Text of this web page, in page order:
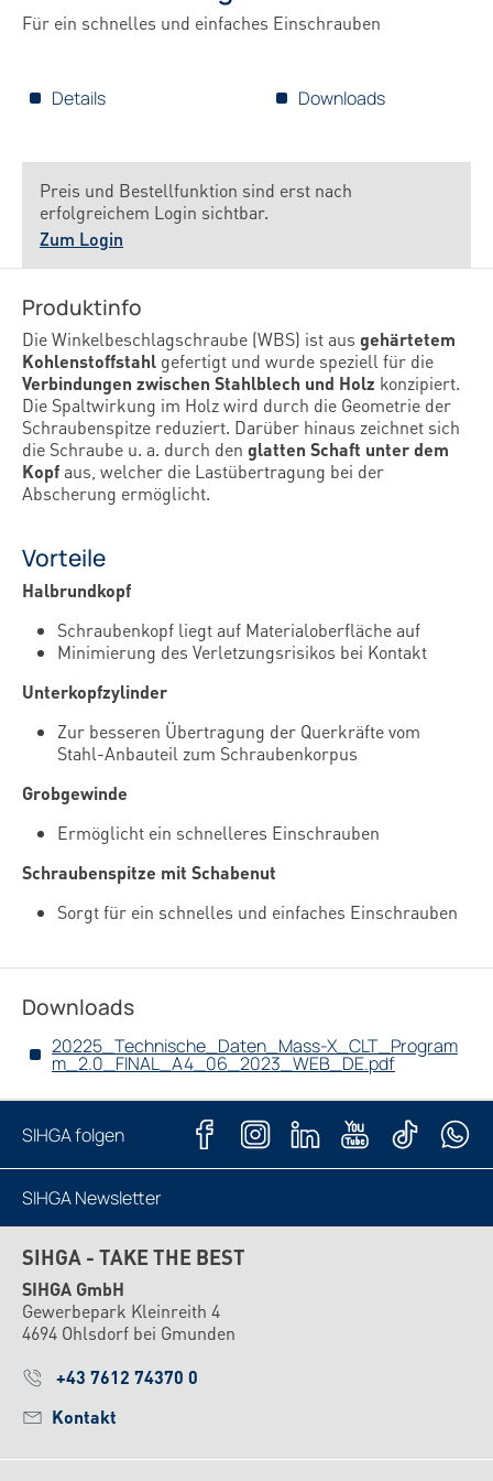
Für ein schnelles und einfaches Einschrauben
Details Downloads
Preis und Bestellfunktion sind erst nach
erfolgreichem Login sichtbar.
Zum Login
Produktinfo
Die Winkelbeschlagschraube (WBS) ist aus gehärtetem
Kohlenstoffstahl gefertigt und wurde speziell für die
Verbindungen zwischen Stahlblech und Holz konzipiert.
Die Spaltwirkung im Holz wird durch die Geometrie der
Schraubenspitze reduziert. Darüber hinaus zeichnet sich
die Schraube u. a. durch den glatten Schaft unter dem
Kopfaus, welcher die Lastübertragung bei der
Abscherung ermöglicht.
Vorteile
Halbrundkopf
Schraubenkopf liegt auf Materialoberfläche auf
Minimierung des Verletzungsrisikos bei Kontakt
Unterkopfzylinder
Zur besseren Übertragung der Querkräfte vom
Stahl-Anbauteil zum Schraubenkorpus
Grobgewinde
Ermöglicht ein schnelleres Einschrauben
Schraubenspitze mit Schabenut
Sorgt für ein schnelles und einfaches Einschrauben
Downloads
20225_Technische_Daten_Mass-X_CLT_Program
m_2.0_FINAL_A4_06_2023_WEB_DE.pdf
SIHGA folgen
SIHGA Newsletter
SIHGA - TAKE THE BEST
SIHGA GmbH
Gewerbepark Kleinreith 4
4694 Ohlsdorf bei Gmunden
+43 7612 74370 0
Kontakt